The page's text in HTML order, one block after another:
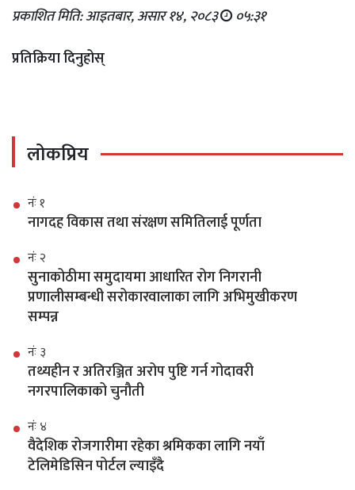
प्रकाशित मिति: आइतबार, असार १४, २०८३ ०५:३१
प्रतिक्रिया दिनुहोस्
लोकप्रिय
नंः १
नागदह विकास तथा संरक्षण समितिलाई पूर्णता
नंः २
सुनाकोठीमा समुदायमा आधारित रोग निगरानी
प्रणालीसम्बन्धी सरोकारवालाका लागि अभिमुखीकरण
सम्पन्न
नंः ३
तथ्यहीन र अतिरञ्जित अरोप पुष्टि गर्न गोदावरी
नगरपालिकाको चुनौती
नंः ४
वैदेशिक रोजगारीमा रहेका श्रमिकका लागि नयाँ
टेलिमेडिसिन पोर्टल ल्याइँदै